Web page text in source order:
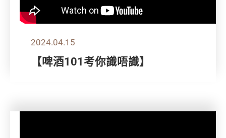
2024.04.15
【啤酒101考你識唔識】